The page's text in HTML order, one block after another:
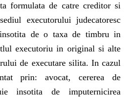
formulata de catre creditor si
executorului judecatoresc
de o taxa de timbru in
executoriu in original si alte
de executare silita. In cazul
prin: avocat, cererea de
insotita de imputernicirea